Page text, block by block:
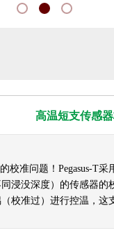
高温短支传感
校准问题！Pegasus-
浸没深度）的传感器
校准过）进行控温，这